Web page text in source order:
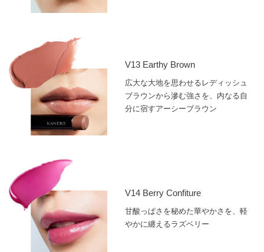
V13 Earthy Brown
広大な大地を思わせるレディッシュ
ブラウンから滲む強さを、内なる自
分に宿すアーシーブラウン
V14 Berry Confiture
甘酸っぱさを秘めた華やかさを、軽
やかに纏えるラズベリー